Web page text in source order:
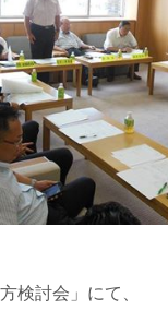
検討会」にて、